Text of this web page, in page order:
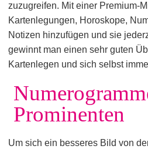
zuzugreifen. Mit einer Premium-
Kartenlegungen, Horoskope,
Notizen hinzufügen und sie
gewinnt man einen sehr guten
Kartenlegen und sich selbst
Prominenten
Um sich ein besseres Bild von